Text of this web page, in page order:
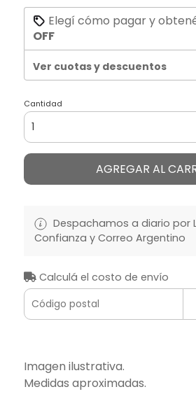
Elegí cómo pagar y
OFF
Ver cuotas y descuentos
Cantidad
AGREGAR AL
Despachamos a diario por
Confianza y Correo Argentino
Calculá el costo de envío
Imagen ilustrativa.
Medidas aproximadas.